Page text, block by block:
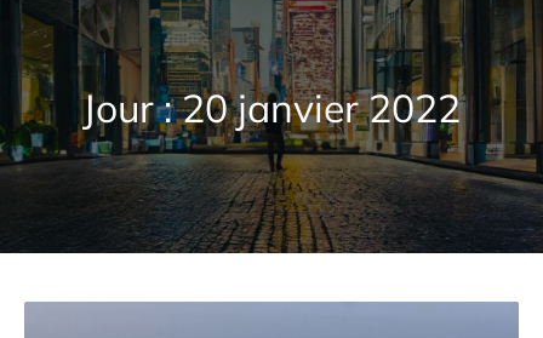
Jour :20 janvier 2022